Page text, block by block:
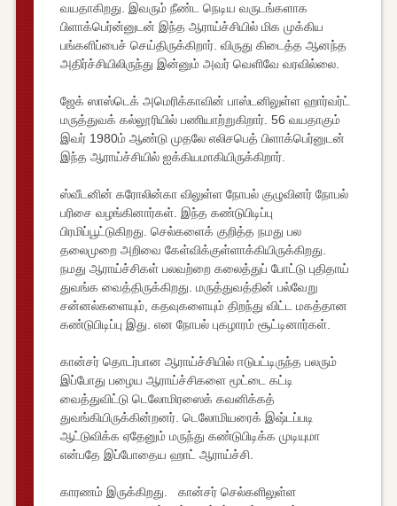
வயதாகிறது. இவரும் நீண்ட நெடிய வருடங்களாக
பிளாக்பெர்ன்னுடன் இந்த ஆராய்ச்சியில் மிக முக்கிய
பங்களிப்பைச் செய்திருக்கிறார். விருது கிடைத்த ஆனந்த
அதிர்ச்சியிலிருந்து இன்னும் அவர் வெளிவே வரவில்லை.
ஜேக் ஸாஸ்டெக் அமெரிக்காவின் பாஸ்டனிலுள்ள ஹார்வர்ட்
மருத்துவக் கல்லூரியில் பணியாற்றுகிறார். 56 வயதாகும்
இவர் 1980ம் ஆண்டு முதலே எலிசபெத் பிளாக்பெர்னுடன்
இந்த ஆராய்ச்சியில் ஐக்கியமாகியிருக்கிறார்.
ஸ்வீடனின் கரோலின்கா விலுள்ள நோபல் குழுவினர் நோபல்
பரிசை வழங்கினார்கள். இந்த கண்டுபிடிப்பு
பிரமிப்பூட்டுகிறது. செல்களைக் குறித்த நமது பல
தலைமுறை அறிவை கேள்விக்குள்ளாக்கியிருக்கிறது.
நமது ஆராய்ச்சிகள் பலவற்றை கலைத்துப் போட்டு புதிதாய்
துவங்க வைத்திருக்கிறது. மருத்துவத்தின் பல்வேறு
சன்னல்களையும், கதவுகளையும் திறந்து விட்ட மகத்தான
கண்டுபிடிப்பு இது. என நோபல் புகழாரம் சூட்டினார்கள்.
கான்சர் தொடர்பான ஆராய்ச்சியில் ஈடுபட்டிருந்த பலரும்
இப்போது பழைய ஆராய்ச்சிகளை மூட்டை கட்டி
வைத்துவிட்டு டெலோமிரஸைக் கவனிக்கத்
துவங்கியிருக்கின்றனர். டெலோமியரைக் இஷ்டப்படி
ஆட்டுவிக்க ஏதேனும் மருந்து கண்டுபிடிக்க முடியுமா
என்பதே இப்போதைய ஹாட் ஆராய்ச்சி.
காரணம் இருக்கிறது. கான்சர் செல்களிலுள்ள